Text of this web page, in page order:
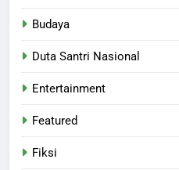
Budaya
Duta Santri Nasional
Entertainment
Featured
Fiksi